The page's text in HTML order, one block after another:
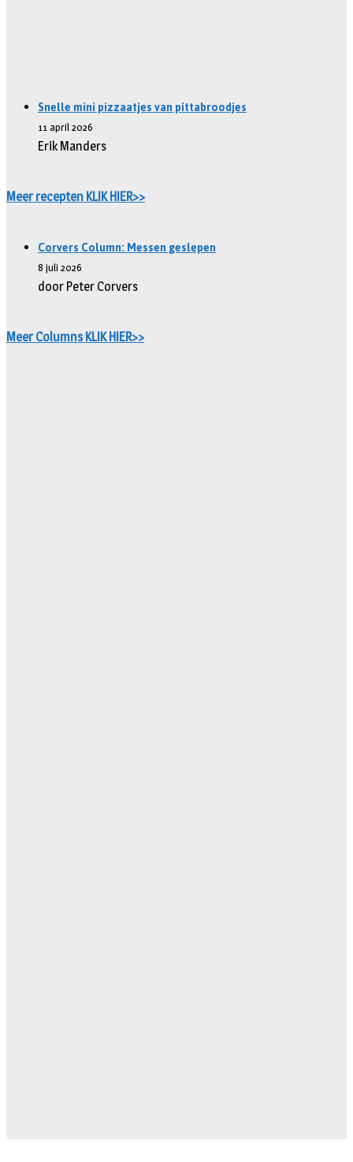
Snelle mini pizzaatjes van pittabroodjes
11 april 2026
Erik Manders
Meer recepten KLIK HIER>>
Corvers Column: Messen geslepen
8 juli 2026
door Peter Corvers
Meer Columns KLIK HIER>>